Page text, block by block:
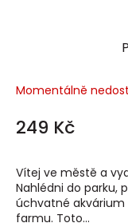
Momentálně
249 Kč
Vítej ve městě a
Nahlédni do parku,
úchvatné akvárium
farmu. Toto...